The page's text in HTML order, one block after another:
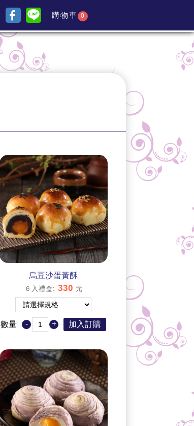
購物車 0
烏豆沙蛋黃酥
６入禮盒 : 330 元
數量 - + 加入訂購